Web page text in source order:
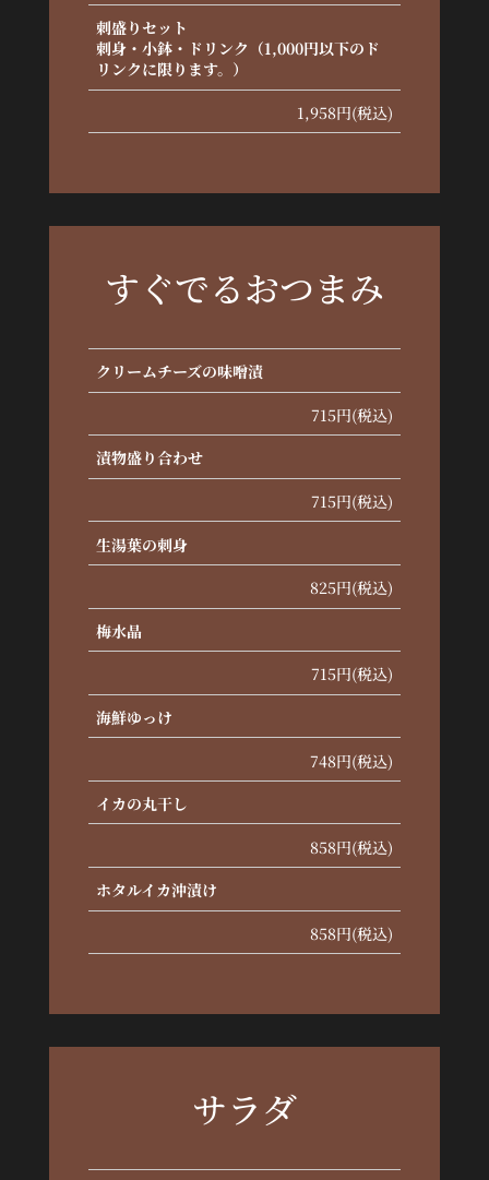
刺盛りセット
刺身・小鉢・ドリンク（1,000円以下のド
リンクに限ります。）
1,958円(税込)
すぐでるおつまみ
クリームチーズの味噌漬
715円(税込)
漬物盛り合わせ
715円(税込)
生湯葉の刺身
825円(税込)
梅水晶
715円(税込)
海鮮ゆっけ
748円(税込)
イカの丸干し
858円(税込)
ホタルイカ沖漬け
858円(税込)
サラダ